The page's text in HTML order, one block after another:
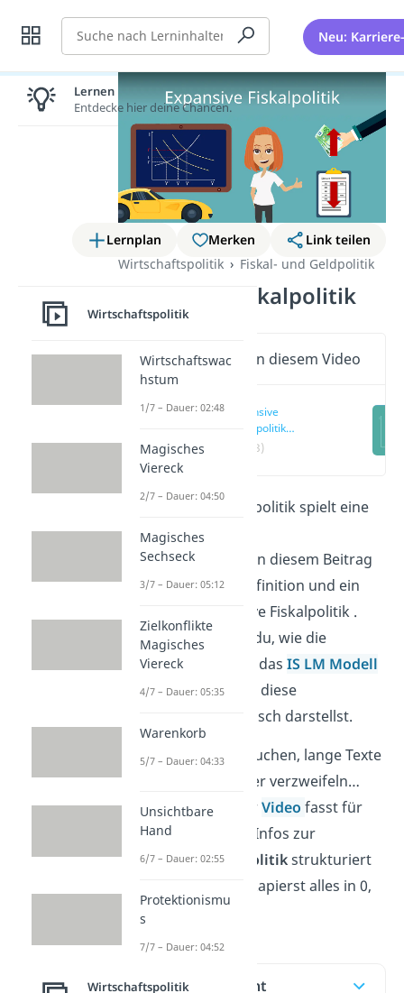
Suche Neu:
Lernplan Merken
Link teilen
Wirtschaftspolitik
Fiskal- und Geldpolitik
Expansive Fiskalpolitik
Wichtige Inhalte in diesem Video
Expansive
Fiskalpolitik
Definition
(00:13)
Die expansive Fiskalpolitik spielt eine
wichtige Rolle in der
Wirtschaftspolitik
. In diesem Beitrag
geben wir dir die Definition und ein
Beispiel für expansive Fiskalpolitik .
Außerdem erfährst du, wie die
Fiskalpolitik sich auf dasIS LM Modell
auswirkt und wie du diese
Veränderung graphisch darstellst.
Lernen heißt Infos suchen, lange Texte
lesen, verstehen oder verzweifeln…
Nicht bei uns! UnserVideo fasst für
dich alle relevanten Infos zur
expansiven Fiskalpolitikstrukturiert
zusammen und du kapierst alles in 0,
nichts!
Inhaltsübersicht
Lernen lohnt sich!
Entdecke hier deine Chancen.
Wirtschaftspolitik
Wirtschaftswac
hstum
1/7 – Dauer: 02:48
Magisches
Viereck
2/7 – Dauer: 04:50
Magisches
Sechseck
3/7 – Dauer: 05:12
Zielkonflikte
Magisches
Viereck
4/7 – Dauer: 05:35
Warenkorb
5/7 – Dauer: 04:33
Unsichtbare
Hand
6/7 – Dauer: 02:55
Protektionismu
s
7/7 – Dauer: 04:52
Wirtschaftspolitik